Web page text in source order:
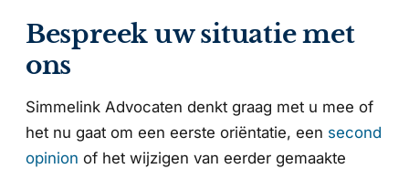
Bespreek uw situatie met
ons
Simmelink Advocaten denkt graag met u mee of
het nu gaat om een eerste oriëntatie, een second
opinion of het wijzigen van eerder gemaakte